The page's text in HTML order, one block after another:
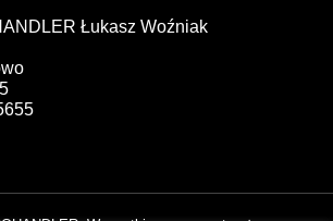
Łukasz Woźniak